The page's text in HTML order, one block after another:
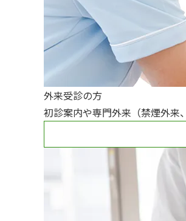
外来受診の方
初診案内や専門外来（禁煙外来